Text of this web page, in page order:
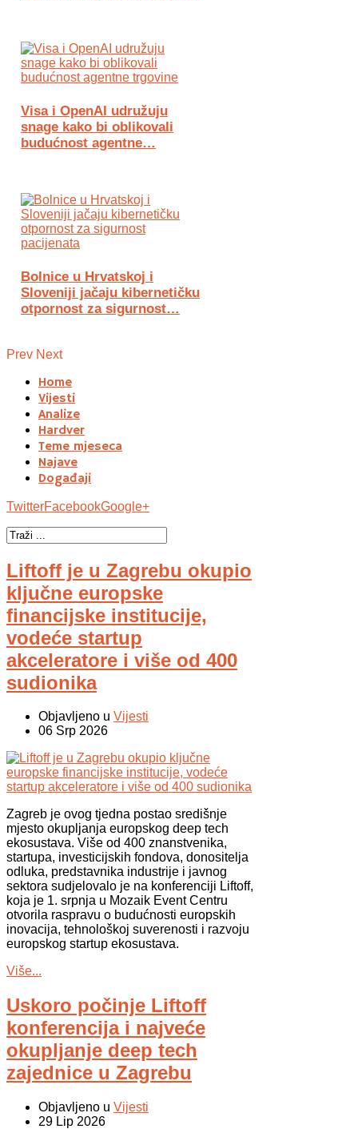
Visa i OpenAI udružuju
snage kako bi oblikovali
budućnost agentne…
Bolnice u Hrvatskoj i
Sloveniji jačaju kibernetičku
otpornost za sigurnost…
Prev Next
Home
Vijesti
Analize
Hardver
Teme mjeseca
Najave
Događaji
TwitterFacebookGoogle+
Liftoff je u Zagrebu okupio
ključne europske
financijske institucije,
vodeće startup
akceleratore i više od 400
sudionika
Objavljeno u Vijesti
06 Srp 2026
Zagreb je ovog tjedna postao središnje
mjesto okupljanja europskog deep tech
ekosustava. Više od 400 znanstvenika,
startupa, investicijskih fondova, donositelja
odluka, predstavnika industrije i javnog
sektora sudjelovalo je na konferenciji Liftoff,
koja je 1. srpnja u Mozaik Event Centru
otvorila raspravu o budućnosti europskih
inovacija, tehnološkoj suverenosti i razvoju
europskog startup ekosustava.
Više...
Uskoro počinje Liftoff
konferencija i najveće
okupljanje deep tech
zajednice u Zagrebu
Objavljeno u Vijesti
29 Lip 2026